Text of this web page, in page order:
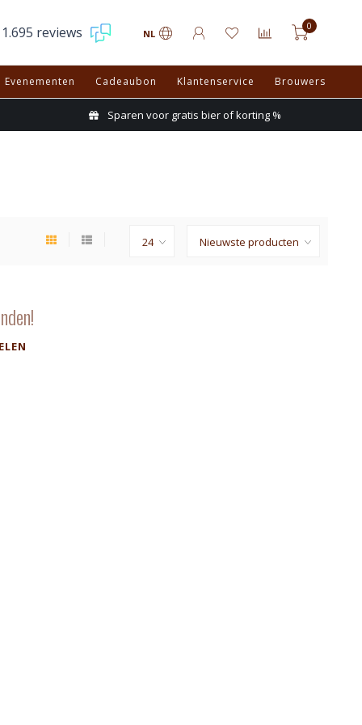
1.695 reviews NL
0
Evenementen Cadeaubon Klantenservice Brouwers
Sparen voor gratis bier of korting %